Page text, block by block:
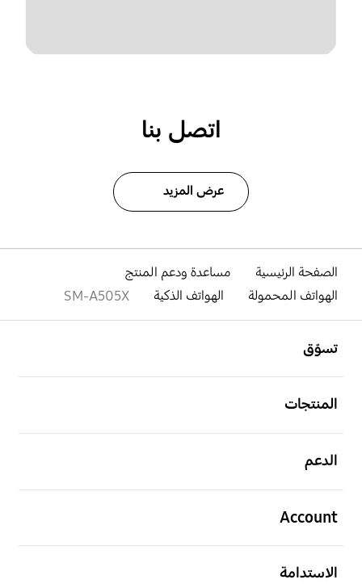
اتصل بنا
عرض المزيد
الصفحة الرئيسية
مساعدة ودعم المنتج
الهواتف المحمولة
الهواتف الذكية SM-A505X
تسوّق
المنتجات
الدعم
Account
الاستدامة